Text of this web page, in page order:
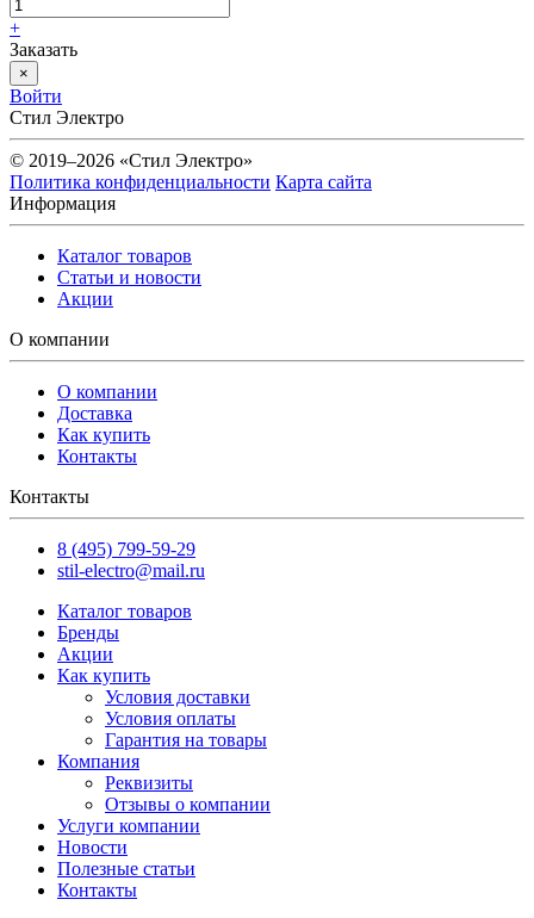
+
Заказать
×
Войти
Стил Электро
© 2019–2026 «Стил Электро»
Политика конфиденциальности Карта сайта
Информация
Каталог товаров
Статьи и новости
Акции
О компании
О компании
Доставка
Как купить
Контакты
Контакты
8 (495) 799-59-29
stil-electro@mail.ru
Каталог товаров
Бренды
Акции
Как купить
Условия доставки
Условия оплаты
Гарантия на товары
Компания
Реквизиты
Отзывы о компании
Услуги компании
Новости
Полезные статьи
Контакты